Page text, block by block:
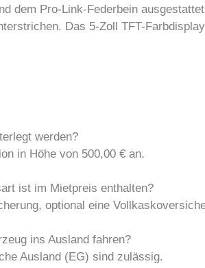
dem Pro-Link-Federbein
Das 5-Zoll TFT-
werden?
in Höhe von 500,00 € an.
ist im Mietpreis enthalten?
optional eine
ins Ausland fahren?
Ausland (EG) sind zulässig.